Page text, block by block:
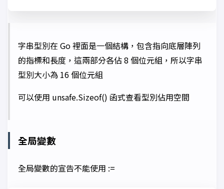
字串型別在 Go 裡面是一個結構，包含指向底層陣列
的指標和長度，這兩部分各佔 8 個位元組，所以字串
型別大小為 16 個位元組
可以使用 unsafe.Sizeof() 函式查看型別佔用空間
全局變數
全局變數的宣告不能使用 :=